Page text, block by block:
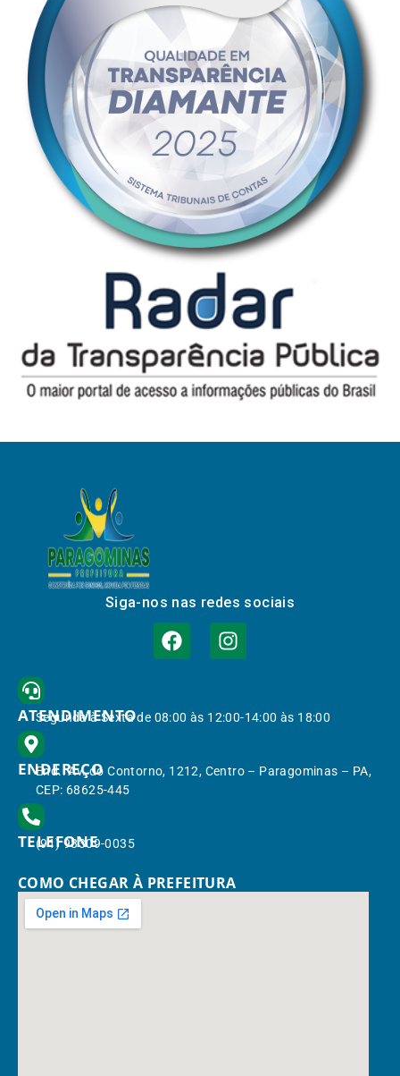
Siga-nos nas redes sociais
ATENDIMENTO
Segunda à Sexta de 08:00 às 12:00-14:00 às 18:00
ENDEREÇO
End.: Av. do Contorno, 1212, Centro – Paragominas – PA,
CEP: 68625-445
TELEFONE
(91) 98309-0035
COMO CHEGAR À PREFEITURA